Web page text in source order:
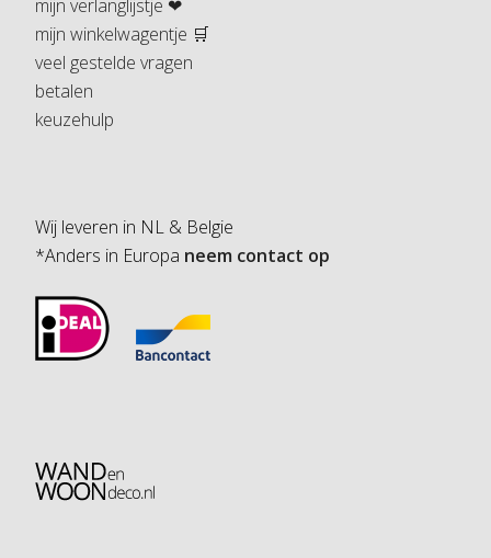
mijn verlanglijstje ❤
mijn winkelwagentje 🛒
veel gestelde vragen
betalen
keuzehulp
Wij leveren in NL & Belgie
*Anders in Europa neem contact op